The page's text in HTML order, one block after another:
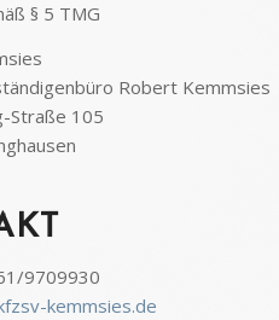
§ 5 TMG
Robert Kemmsies
Straße 105
9709930
kemmsies.de